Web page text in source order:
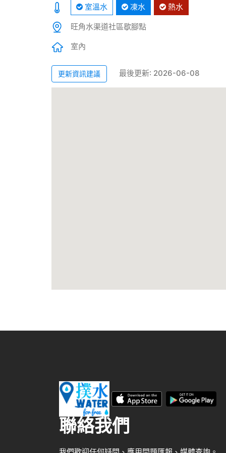
室溫水 凍水 熱水
旺角水渠道社區歇腳點
室內
更新資訊建議 最後更新: 2026-06-08
聯絡我們